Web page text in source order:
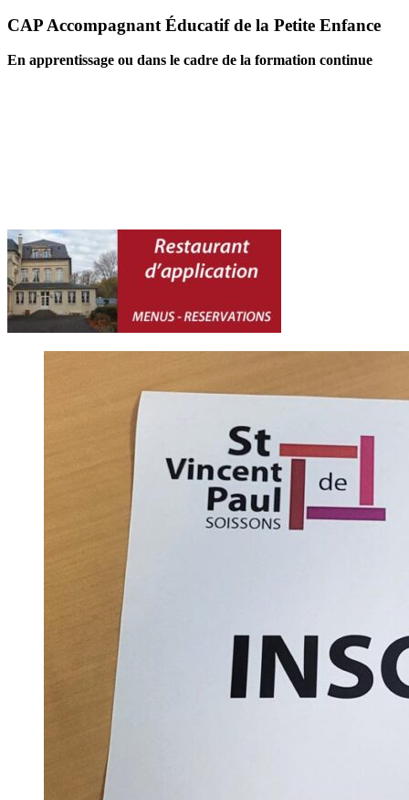
CAP Accompagnant Éducatif de la Petite Enfance
En apprentissage ou dans le cadre de la formation continue